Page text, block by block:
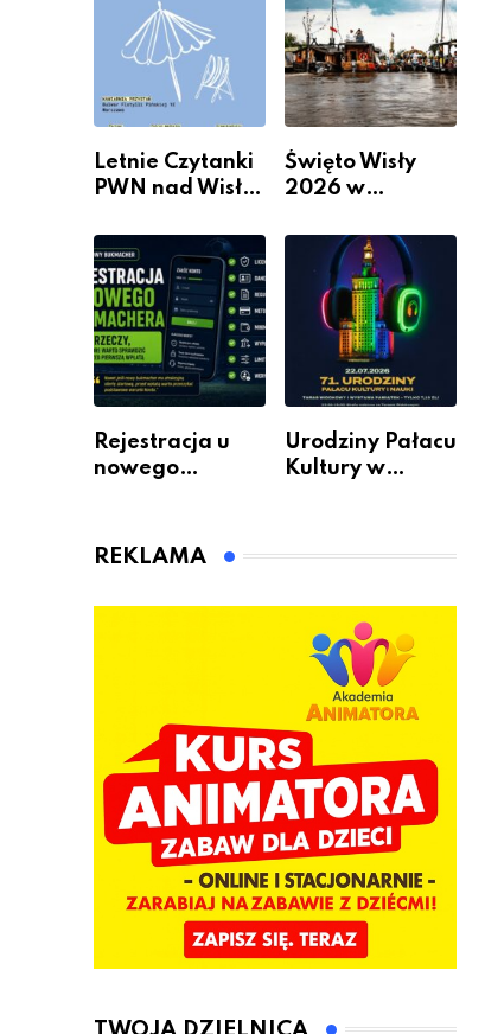
Przestrzeni Bez
Kosztownego
Remontu
Letnie Czytanki
PWN nad Wisłą.
książką, kawą i
chwilą dla
siebie
Święto Wisły
2026 w
kiedy, gdzie i co
się będzie działo
2 sierpnia
Rejestracja u
nowego
warto
Urodziny Pałacu
Kultury w
REKLAMA